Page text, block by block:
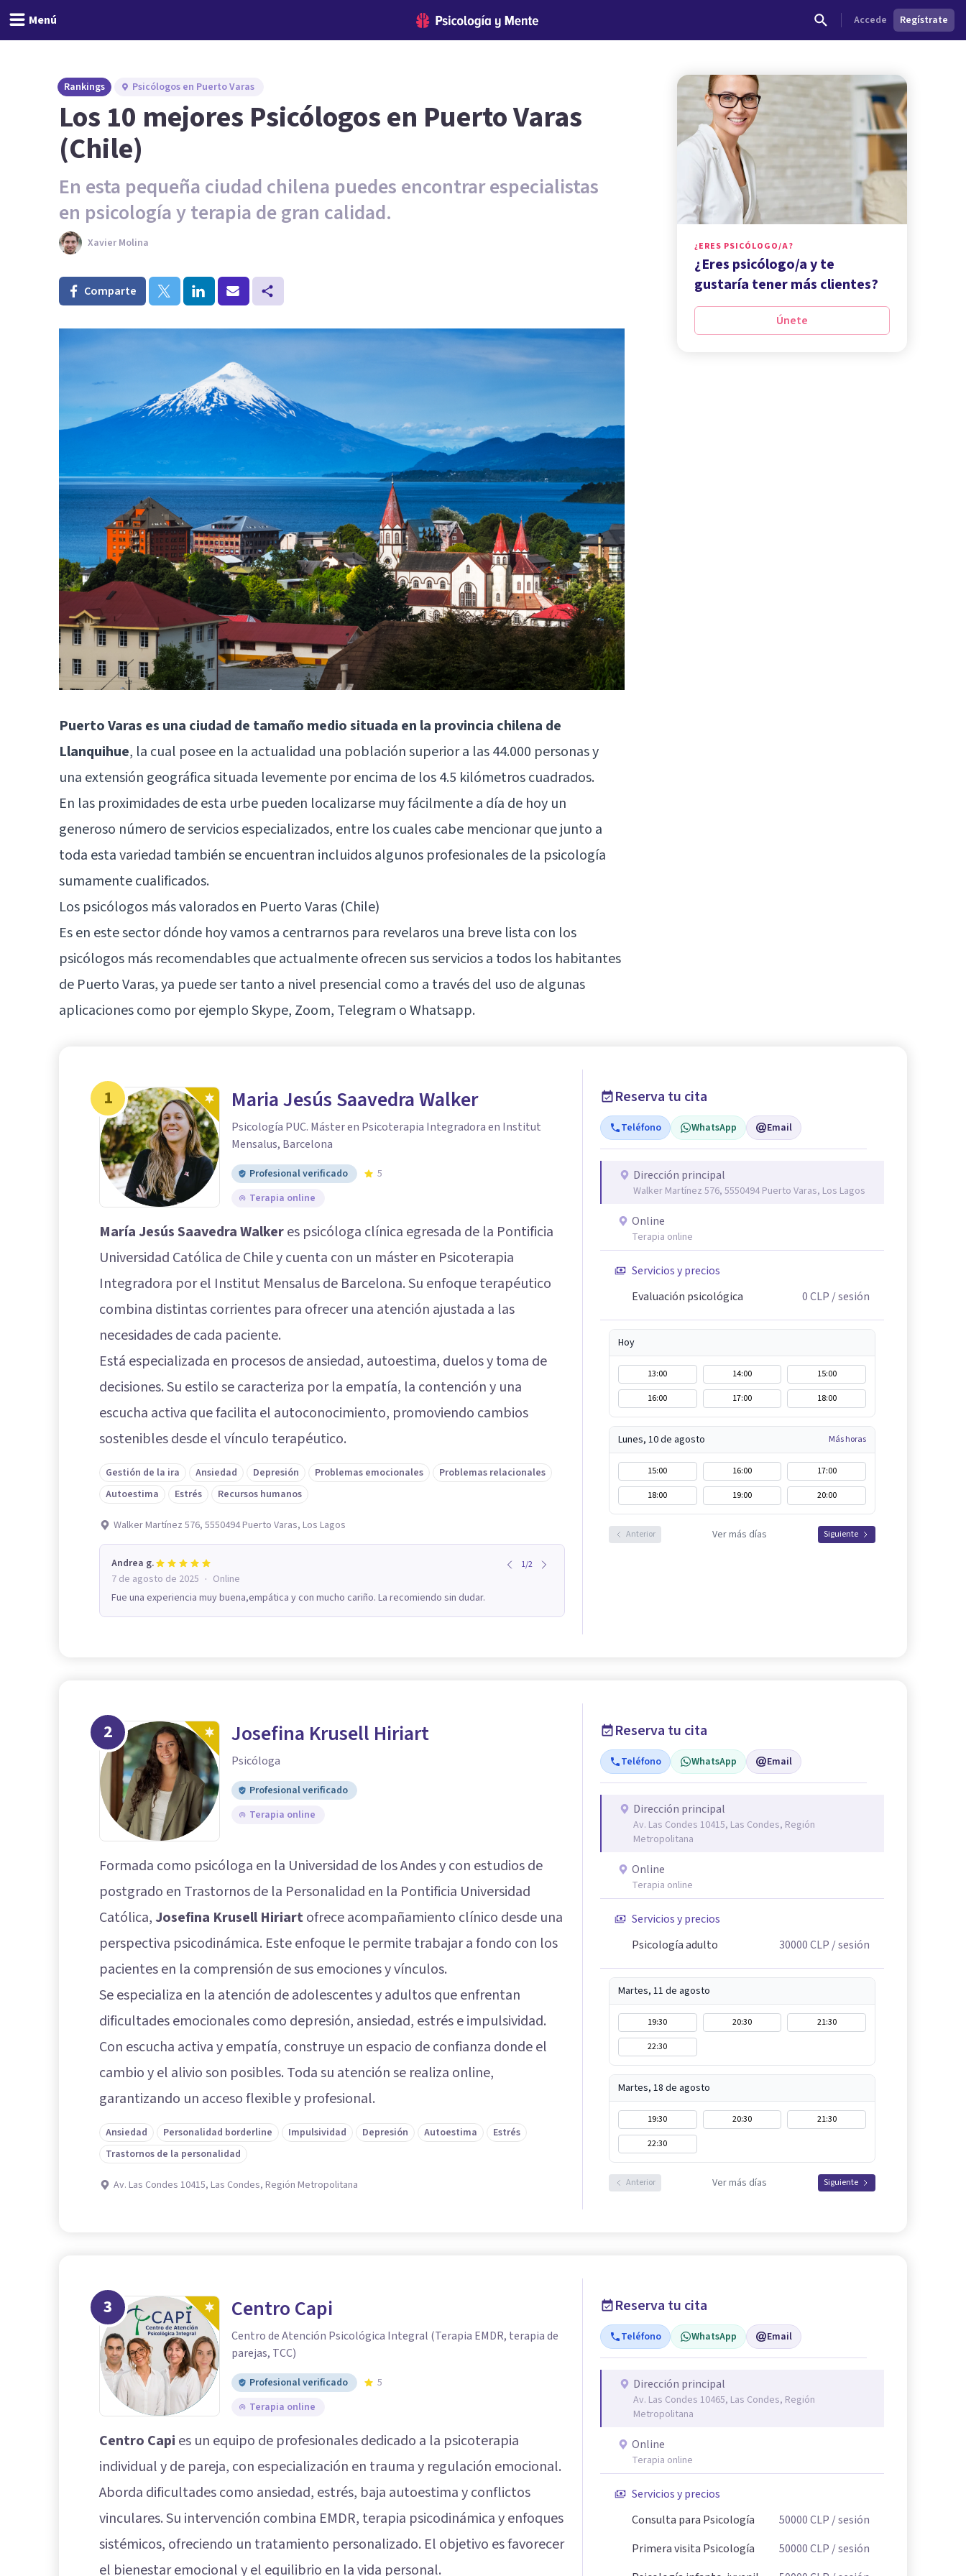
Menú Accede Regístrate
Rankings Psicólogos en Puerto Varas
Los 10 mejores Psicólogos en Puerto Varas
(Chile)
En esta pequeña ciudad chilena puedes encontrar especialistas
en psicología y terapia de gran calidad.
Xavier Molina
Comparte
Puerto Varas es una ciudad de tamaño medio situada en la provincia chilena de
Llanquihue, la cual posee en la actualidad una población superior a las 44.000 personas y
una extensión geográfica situada levemente por encima de los 4.5 kilómetros cuadrados.
En las proximidades de esta urbe pueden localizarse muy fácilmente a día de hoy un
generoso número de servicios especializados, entre los cuales cabe mencionar que junto a
toda esta variedad también se encuentran incluidos algunos profesionales de la psicología
sumamente cualificados.
Los psicólogos más valorados en Puerto Varas (Chile)
Es en este sector dónde hoy vamos a centrarnos para revelaros una breve lista con los
psicólogos más recomendables que actualmente ofrecen sus servicios a todos los habitantes
de Puerto Varas, ya puede ser tanto a nivel presencial como a través del uso de algunas
aplicaciones como por ejemplo Skype, Zoom, Telegram o Whatsapp.
¿ERES PSICÓLOGO/A?
¿Eres psicólogo/a y te
gustaría tener más clientes?
Únete
1 Maria Jesús Saavedra Walker
Psicología PUC. Máster en Psicoterapia Integradora en Institut
Mensalus, Barcelona
Profesional verificado
5
Terapia online
María Jesús Saavedra Walkeres psicóloga clínica egresada de la Pontificia
Universidad Católica de Chile y cuenta con un máster en Psicoterapia
Integradora por el Institut Mensalus de Barcelona. Su enfoque terapéutico
combina distintas corrientes para ofrecer una atención ajustada a las
necesidades de cada paciente.
Está especializada en procesos de ansiedad, autoestima, duelos y toma de
decisiones. Su estilo se caracteriza por la empatía, la contención y una
escucha activa que facilita el autoconocimiento, promoviendo cambios
sostenibles desde el vínculo terapéutico.
Gestión de la ira Ansiedad Depresión Problemas emocionales
Problemas relacionales
Autoestima
Estrés Recursos humanos
Walker Martínez 576, 5550494 Puerto Varas, Los Lagos
Andrea g. 1/2
7 de agosto de 2025 · Online
Fue una experiencia muy buena,empática y con mucho cariño. La recomiendo sin dudar.
Reserva tu cita
Teléfono WhatsApp Email
Dirección principal
Walker Martínez 576, 5550494 Puerto Varas, Los Lagos
Online
Terapia online
Servicios y precios
Evaluación psicológica
0CLP / sesión
Hoy
13:00 14:00
15:00
16:00
17:00 18:00
Lunes, 10 de agosto Más horas
15:00 16:00
17:00
18:00
19:00 20:00
Anterior Ver más días Siguiente
2 Josefina Krusell Hiriart
Psicóloga
Profesional verificado
Terapia online
Formada como psicóloga en la Universidad de los Andes y con estudios de
postgrado en Trastornos de la Personalidad en la Pontificia Universidad
Católica,Josefina Krusell Hiriartofrece acompañamiento clínico desde una
perspectiva psicodinámica. Este enfoque le permite trabajar a fondo con los
pacientes en la comprensión de sus emociones y vínculos.
Se especializa en la atención de adolescentes y adultos que enfrentan
dificultades emocionales como depresión, ansiedad, estrés e impulsividad.
Con escucha activa y empatía, construye un espacio de confianza donde el
cambio y el alivio son posibles. Toda su atención se realiza online,
garantizando un acceso flexible y profesional.
Ansiedad Personalidad borderline Impulsividad Depresión Autoestima
Estrés
Trastornos de la personalidad
Av. Las Condes 10415, Las Condes, Región Metropolitana
Reserva tu cita
Teléfono WhatsApp Email
Dirección principal
Av. Las Condes 10415, Las Condes, Región
Metropolitana
Online
Terapia online
Servicios y precios
Psicología adulto
30000CLP / sesión
Martes, 11 de agosto
19:30 20:30
21:30
22:30
Martes, 18 de agosto
19:30 20:30
21:30
22:30
Anterior Ver más días Siguiente
3 Centro Capi
Centro de Atención Psicológica Integral (Terapia EMDR, terapia de
parejas, TCC)
Profesional verificado
5
Terapia online
Centro Capi es un equipo de profesionales dedicado a la psicoterapia
individual y de pareja, con especialización en trauma y regulación emocional.
Aborda dificultades como ansiedad, estrés, baja autoestima y conflictos
vinculares. Su intervención combina EMDR, terapia psicodinámica y enfoques
sistémicos, ofreciendo un tratamiento personalizado. El objetivo es favorecer
el bienestar emocional y el equilibrio en la vida personal.
Reserva tu cita
Teléfono WhatsApp Email
Dirección principal
Av. Las Condes 10465, Las Condes, Región
Metropolitana
Online
Terapia online
Servicios y precios
Consulta para Psicología
50000CLP / sesión
Primera visita Psicología
50000CLP / sesión